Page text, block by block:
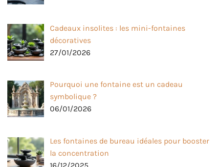
Cadeaux insolites : les mini-fontaines
décoratives
27/01/2026
Pourquoi une fontaine est un cadeau
symbolique ?
06/01/2026
Les fontaines de bureau idéales pour booster
la concentration